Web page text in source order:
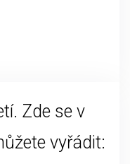
Zde se v
vyřádit: